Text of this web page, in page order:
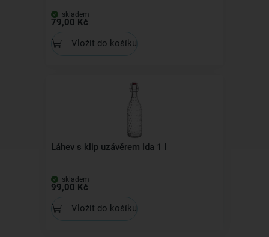
skladem
79,00 Kč
Vložit do košíku
Láhev s klip uzávěrem Ida 1 l
skladem
99,00 Kč
Vložit do košíku